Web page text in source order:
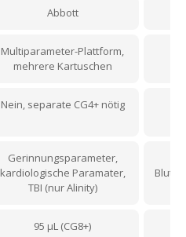
Abbott
Multiparameter-Plattform,
mehrere Kartuschen
Nein, separate CG4+ nötig
Gerinnungsparameter,
kardiologische Paramater,
TBI (nur Alinity)
95 µL (CG8+)